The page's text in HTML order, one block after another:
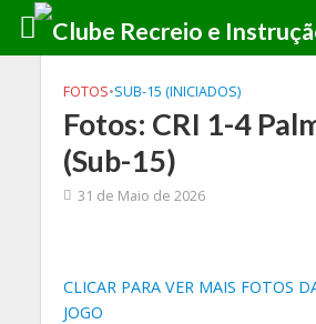
FOTOS•SUB-15 (INICIADOS)
Fotos: CRI 1-4
(Sub-15)
31 de Maio de 2026
CLICAR PARA VER MAIS FOTOS
JOGO